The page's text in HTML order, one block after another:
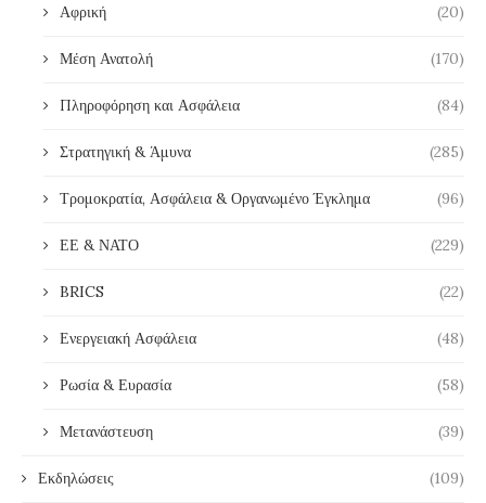
Αφρική (20)
Μέση Ανατολή (170)
Πληροφόρηση και Ασφάλεια (84)
Στρατηγική & Άμυνα (285)
Τρομοκρατία, Ασφάλεια & Οργανωμένο Έγκλημα (96)
ΕΕ & ΝΑΤΟ (229)
BRICS (22)
Ενεργειακή Ασφάλεια (48)
Ρωσία & Ευρασία (58)
Μετανάστευση (39)
Εκδηλώσεις (109)